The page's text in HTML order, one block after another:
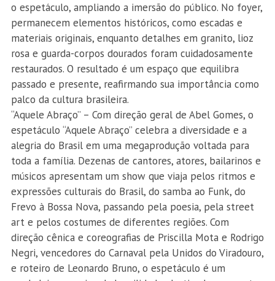
o espetáculo, ampliando a imersão do público. No foyer,
permanecem elementos históricos, como escadas e
materiais originais, enquanto detalhes em granito, lioz
rosa e guarda-corpos dourados foram cuidadosamente
restaurados. O resultado é um espaço que equilibra
passado e presente, reafirmando sua importância como
palco da cultura brasileira.
“Aquele Abraço” – Com direção geral de Abel Gomes, o
espetáculo “Aquele Abraço” celebra a diversidade e a
alegria do Brasil em uma megaprodução voltada para
toda a família. Dezenas de cantores, atores, bailarinos e
músicos apresentam um show que viaja pelos ritmos e
expressões culturais do Brasil, do samba ao Funk, do
Frevo à Bossa Nova, passando pela poesia, pela street
art e pelos costumes de diferentes regiões. Com
direção cênica e coreografias de Priscilla Mota e Rodrigo
Negri, vencedores do Carnaval pela Unidos do Viradouro,
e roteiro de Leonardo Bruno, o espetáculo é um